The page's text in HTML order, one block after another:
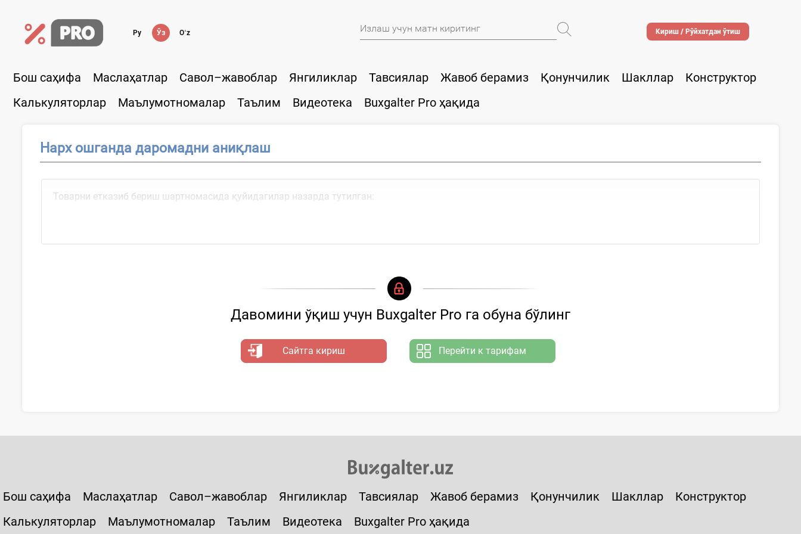
Ру Ўз Oʻz Кириш / Рўйхатдан ўтиш
Бош саҳифа Маслаҳатлар Савол–жавоблар Янгиликлар Тавсиялар Жавоб берамиз Қонунчилик Шакллар
Конструктор
Калькуляторлар
Маълумотномалар Таълим Видеотека Buxgalter Pro ҳақида
Нарх ошганда даромадни аниқлаш
Товарни етказиб бериш шартномасида қуйидагилар назарда тутилган:
Давомини ўқиш учун Buxgalter Pro га обуна бўлинг
Сайтга кириш Перейти к тарифам
Бош саҳифа Маслаҳатлар Савол–жавоблар Янгиликлар Тавсиялар Жавоб берамиз Қонунчилик Шакллар
Конструктор
Калькуляторлар
Маълумотномалар Таълим Видеотека Buxgalter Pro ҳақида